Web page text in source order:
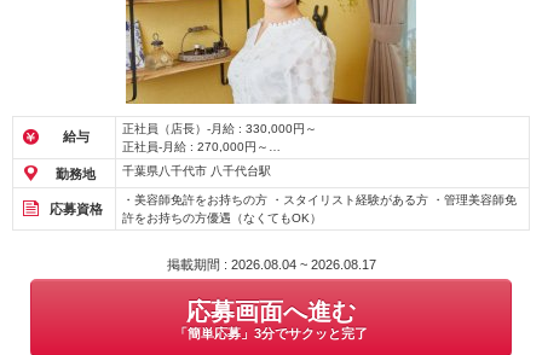
給与
正社員（店長）-月給 : 330,000円～
正社員-月給 : 270,000円～
アルバイト・パート-時給 : 1,500円～
勤務地 千葉県八千代市 八千代台駅
応募資格
・美容師免許をお持ちの方 ・スタイリスト経験がある方 ・管理美容師免
許をお持ちの方優遇（なくてもOK）
掲載期間 : 2026.08.04 ~ 2026.08.17
応募画面へ進む
「簡単応募」3分でサクッと完了